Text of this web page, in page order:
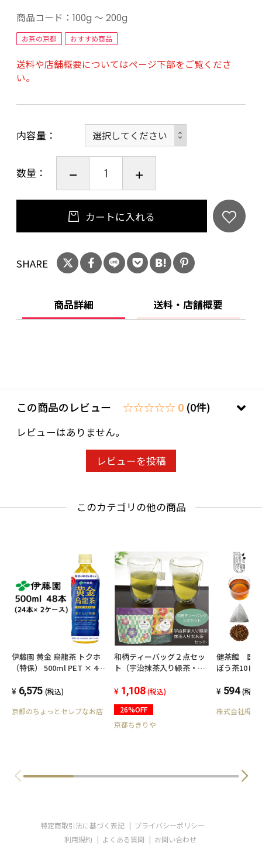
商品コード： 100g ～ 200g
お茶の京都 おすすめ商品
送料や店舗概要についてはページ下部をご覧くださ
い。
内容量
数量：
カートに入れる
SHARE
商品詳細 送料・店舗概要
この商品のレビュー ☆☆☆☆☆ 0 (0件)
レビューはありません。
レビューを投稿
このカテゴリの他の商品
伊藤園 黄金 烏龍茶 トクホ
（特保） 500ml PET × 48
6,575 (税込)
京都のちょっとセレブなお店
和柄ティーバッグ２点セッ
ト（宇治抹茶入り緑茶・抹
1,108 (税込)
26%OFF
京都ちきりや
健茶館 国内
ぼう茶10Ｐ
594 (税込)
株式会社梶商
特定商取引法に基づく表記
プライバシーポリシー
利用規約
よくある質問 お問い合わせ